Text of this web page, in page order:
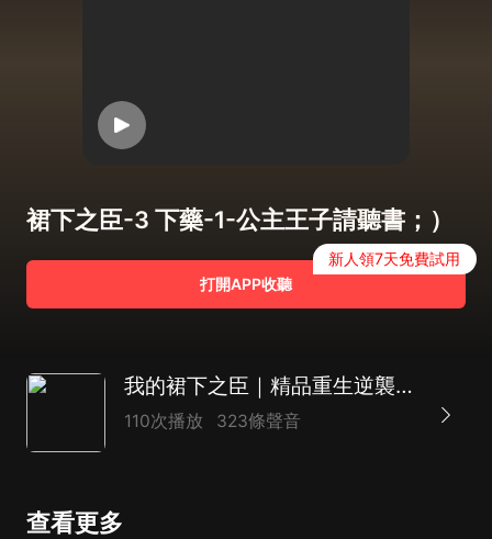
裙下之臣-3 下藥-1-公主王子請聽書；）
打開APP收聽
新人領7天免費試用
我的裙下之臣｜精品重生逆襲｜大女主雙潔雙強｜古言多人劇
110次播放 323條聲音
查看更多